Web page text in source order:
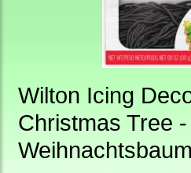
Wilton Icing
Christmas Tree
Weihnachtsbaum